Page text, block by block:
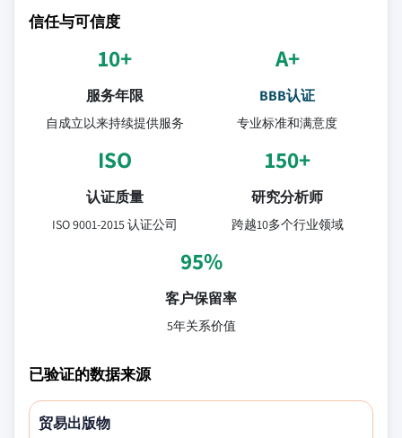
信任与可信度
10+
服务年限
自成立以来持续提供服务
A+
BBB认证
专业标准和满意度
ISO
认证质量
ISO 9001-2015 认证公司
150+
研究分析师
跨越10多个行业领域
95%
客户保留率
5年关系价值
已验证的数据来源
贸易出版物